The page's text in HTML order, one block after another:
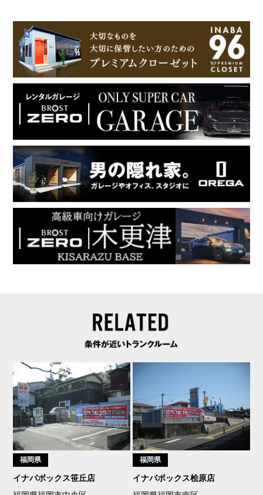
福岡県
イナバボックス笹丘店
福岡県
イナバボックス桧原店